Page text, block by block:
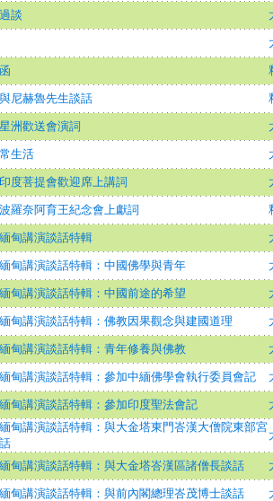
談
尼赫魯先生談話
洲歡送會演詞
生活
度菩提會歡迎席上講詞
羅奈阿育王紀念會上獻詞
甸講演談話特輯
甸講演談話特輯：中國佛學與青年
甸講演談話特輯：中國前途的希望
甸講演談話特輯：佛教因果觀念與建國道理
甸講演談話特輯：青年修養與佛教
甸講演談話特輯：參加中緬佛學會執行委員會記
甸講演談話特輯：參加印度聖法會記
甸講演談話特輯：與大金塔東門峇漢大僧院東部宮
甸講演談話特輯：與大金塔峇漢區諸僧長談話
甸講演談話特輯：與前內閣總理峇茂博士談話